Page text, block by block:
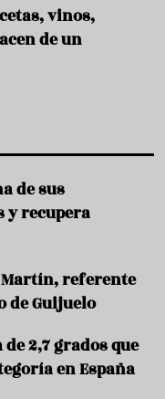
vinos,
de un
de sus
y recupera
Martín, referente
de Guijuelo
2,7 grados que
en España